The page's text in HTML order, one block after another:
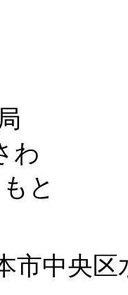
市中央